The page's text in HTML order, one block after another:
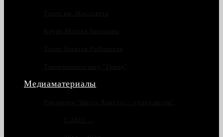
Медиаматериалы